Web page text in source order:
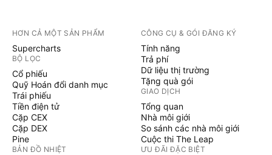
HƠN CẢ MỘT SẢN PHẨM
Supercharts
BỘ LỌC
Cổ phiếu
Quỹ Hoán đổi danh mục
Trái phiếu
Tiền điện tử
Cặp CEX
Cặp DEX
Pine
BẢN ĐỒ NHIỆT
CÔNG CỤ & GÓI ĐĂNG KÝ
Tính năng
Trả phí
Dữ liệu thị trường
Tặng quà gói
GIAO DỊCH
Tổng quan
Nhà môi giới
So sánh các nhà môi giới
Cuộc thi The Leap
ƯU ĐÃI ĐẶC BIỆT